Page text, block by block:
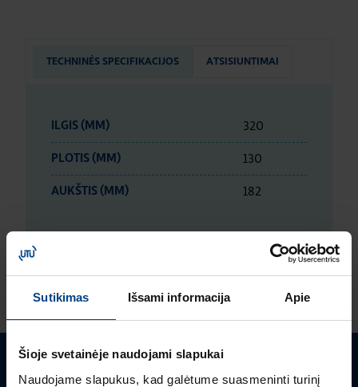
Sutikimas Išsami informacija Apie
Šioje svetainėje naudojami slapukai
Naudojame slapukus, kad galėtume suasmeninti turinį
TECHNINĖS SPECIFIKACIJOS ATSISIUNTIMAI
ILGIS (MM) 320
PLOTIS (MM) 130
AUKŠTIS (MM) 182
Turite klausimų? Susisiekite